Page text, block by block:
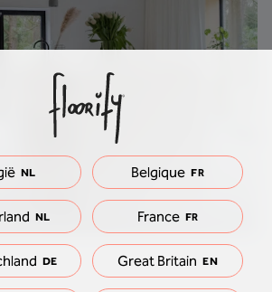
NL Belgique FR
NL France FR
DE Great Britain EN